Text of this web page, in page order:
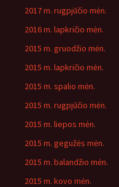
2017 m. rugpjūčio mėn.
2016 m. lapkričio mėn.
2015 m. gruodžio mėn.
2015 m. lapkričio mėn.
2015 m. spalio mėn.
2015 m. rugpjūčio mėn.
2015 m. liepos mėn.
2015 m. gegužės mėn.
2015 m. balandžio mėn.
2015 m. kovo mėn.